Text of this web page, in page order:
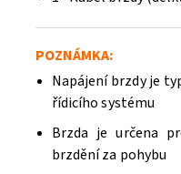
POZNÁMKA:
Napájení brzdy je
řídicího systému
Brzda je určena
brzdění za pohybu